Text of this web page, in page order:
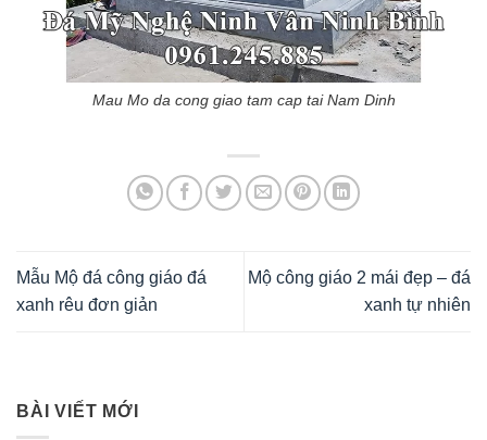
Mau Mo da cong giao tam cap tai Nam Dinh
Mẫu Mộ đá công giáo đá
xanh rêu đơn giản
Mộ công giáo 2 mái đẹp – đá
xanh tự nhiên
BÀI VIẾT MỚI